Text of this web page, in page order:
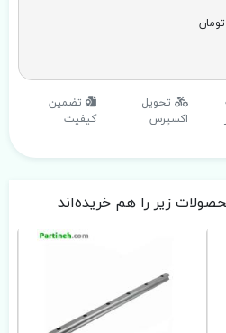
تومان
تحویل
اکسپرس
تضمین
کیفیت
زیر را هم خریده‌اند